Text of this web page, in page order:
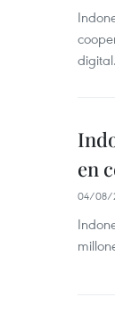
digital.
en
04/08/